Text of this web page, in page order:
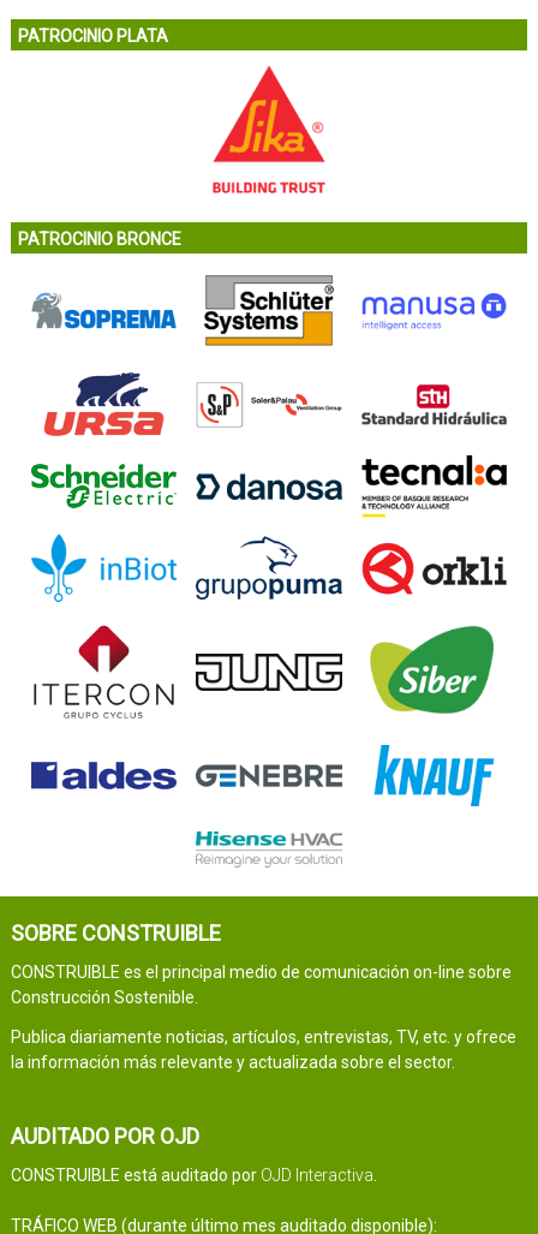
PATROCINIO PLATA
PATROCINIO BRONCE
SOBRE CONSTRUIBLE
CONSTRUIBLE es el principal medio de comunicación on-line sobre
Construcción Sostenible.
Publica diariamente noticias, artículos, entrevistas, TV, etc. y ofrece
la información más relevante y actualizada sobre el sector.
AUDITADO POR OJD
CONSTRUIBLE está auditado por OJD Interactiva.
TRÁFICO WEB (durante último mes auditado disponible):